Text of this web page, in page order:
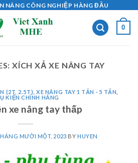
NÂNG CÔNG NGHIỆP HÀNG ĐẦU
0
XÍCH XẢ XE NÂNG TAY
(2T, 2.5T) ,XE NÂNG TAY 1 TẤN - 5 TẤN
KIỆN CHÍNH HÃNG
xe nâng tay thấp
MƯỜI MỘT, 2023 BY HUYEN